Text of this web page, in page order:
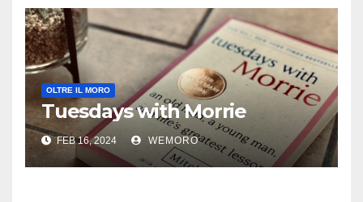
OLTRE IL MORO
Tuesdays with Morrie
FEB 16, 2024 WEMORO